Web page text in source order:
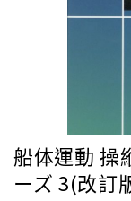
船体運動 操
ーズ 3(改訂